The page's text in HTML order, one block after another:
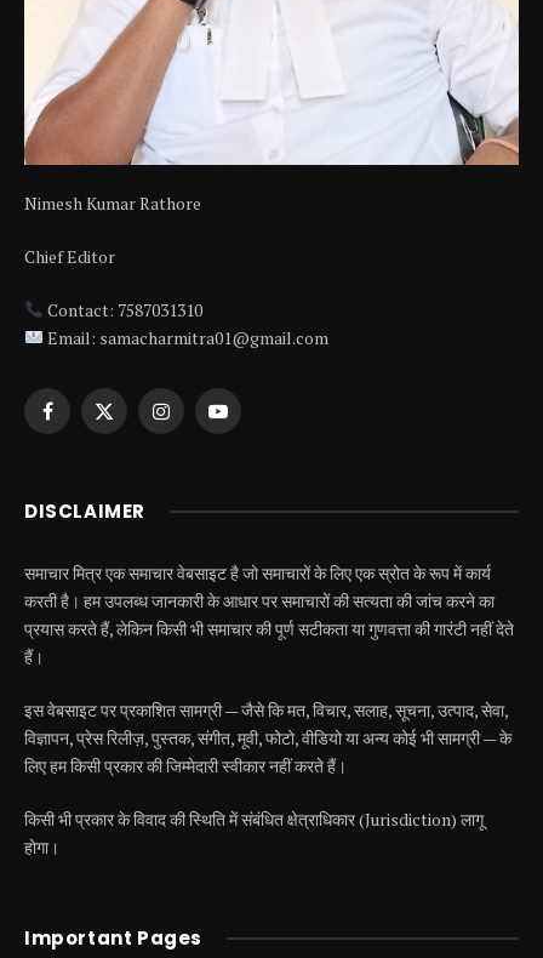
Nimesh Kumar Rathore
Chief Editor
Contact: 7587031310
Email: samacharmitra01@gmail.com
Facebook
X
InstagramYouTube
DISCLAIMER
समाचार मित्र एक समाचार वेबसाइट है जो समाचारों के लिए एक स्रोत के रूप में कार्य
करती है। हम उपलब्ध जानकारी के आधार पर समाचारों की सत्यता की जांच करने का
प्रयास करते हैं, लेकिन किसी भी समाचार की पूर्ण सटीकता या गुणवत्ता की गारंटी नहीं देते
हैं।
इस वेबसाइट पर प्रकाशित सामग्री — जैसे कि मत, विचार, सलाह, सूचना, उत्पाद, सेवा,
विज्ञापन, प्रेस रिलीज़, पुस्तक, संगीत, मूवी, फोटो, वीडियो या अन्य कोई भी सामग्री — के
लिए हम किसी प्रकार की जिम्मेदारी स्वीकार नहीं करते हैं।
किसी भी प्रकार के विवाद की स्थिति में संबंधित क्षेत्राधिकार (Jurisdiction) लागू
होगा।
Important Pages